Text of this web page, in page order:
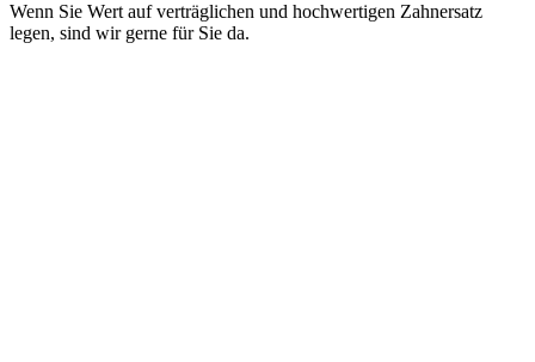
Wenn Sie Wert auf verträglichen und hochwertigen Zahnersatz
legen, sind wir gerne für Sie da.